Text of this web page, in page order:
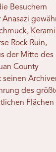
Besuchern
Rock Ruin,
der Mitte des
County
seinen
des
Flächen